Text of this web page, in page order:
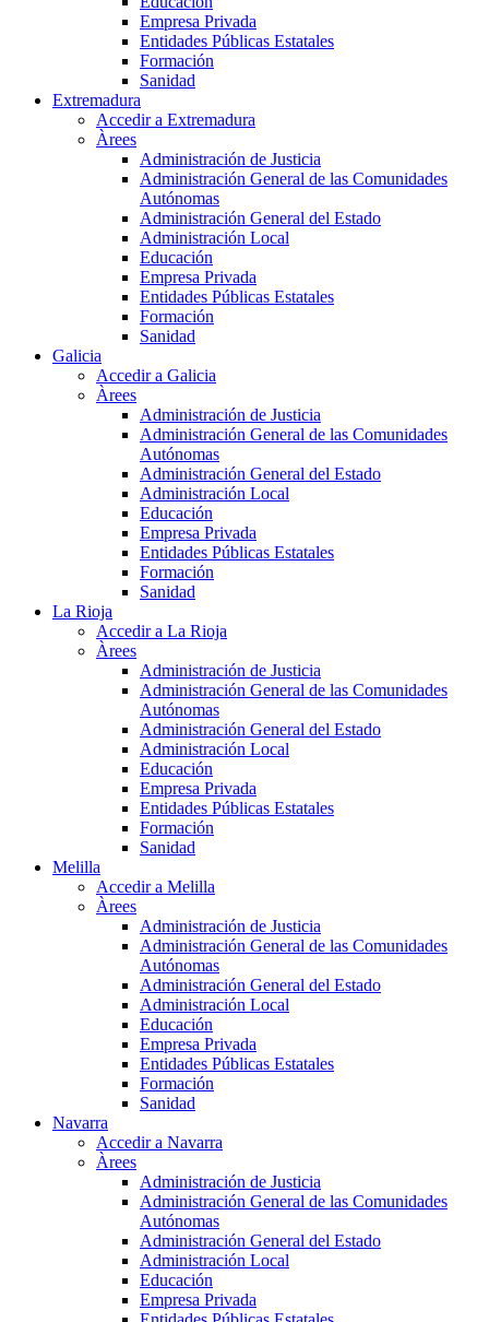
Empresa Privada
Entidades Públicas Estatales
Formación
Sanidad
Extremadura
Accedir a Extremadura
Àrees
Administración de Justicia
Administración General de las Comunidades
Autónomas
Administración General del Estado
Administración Local
Educación
Empresa Privada
Entidades Públicas Estatales
Formación
Sanidad
Galicia
Accedir a Galicia
Àrees
Administración de Justicia
Administración General de las Comunidades
Autónomas
Administración General del Estado
Administración Local
Educación
Empresa Privada
Entidades Públicas Estatales
Formación
Sanidad
La Rioja
Accedir a La Rioja
Àrees
Administración de Justicia
Administración General de las Comunidades
Autónomas
Administración General del Estado
Administración Local
Educación
Empresa Privada
Entidades Públicas Estatales
Formación
Sanidad
Melilla
Accedir a Melilla
Àrees
Administración de Justicia
Administración General de las Comunidades
Autónomas
Administración General del Estado
Administración Local
Educación
Empresa Privada
Entidades Públicas Estatales
Formación
Sanidad
Navarra
Accedir a Navarra
Àrees
Administración de Justicia
Administración General de las Comunidades
Autónomas
Administración General del Estado
Administración Local
Educación
Empresa Privada